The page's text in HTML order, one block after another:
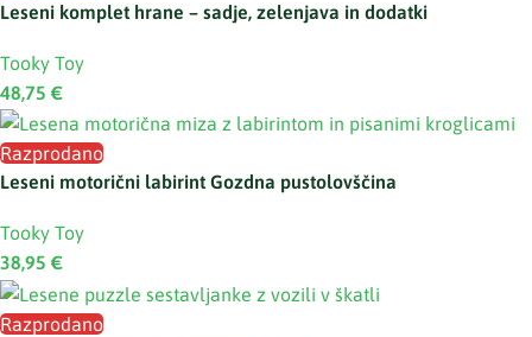
Leseni komplet hrane – sadje, zelenjava in dodatki
Tooky Toy
48,75 €
Razprodano
Leseni motorični labirint Gozdna pustolovščina
Tooky Toy
38,95 €
Razprodano